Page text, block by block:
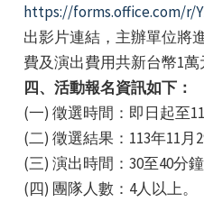
https://forms.office.com/r/
出影片連結，主辦單位將
費及演出費用共新台幣1萬
四、活動報名資訊如下：
(一) 徵選時間：即日起至
(二) 徵選結果：113年11月
(三) 演出時間：30至40分鐘
(四) 團隊人數：4人以上。